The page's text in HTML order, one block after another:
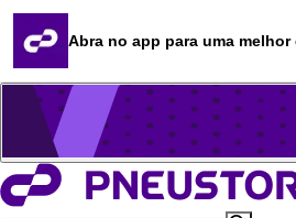
Quero revender
Blog
Whatsapp (16) 99764-8401
Televendas (47) 3046-2551
Abra no app para uma melhor